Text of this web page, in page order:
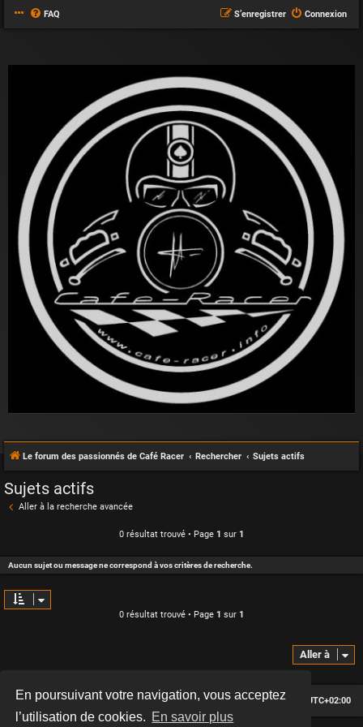
En poursuivant votre navigation, vous acceptez
l’utilisation de cookies. En savoir plus
FAQ Connexion
S’enregistrer
Le forum des passionnés de Café Racer Rechercher Sujets actifs
Sujets actifs
Aller à la recherche avancée
0 résultat trouvé • Page 1 sur 1
Aucun sujet ou message ne correspond à vos critères de recherche.
0 résultat trouvé • Page 1 sur 1
Aller à
Le forum des passionnés de Café Racer Heures au format UTC+02:00